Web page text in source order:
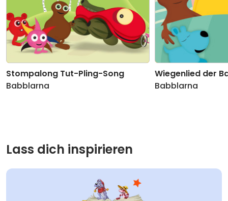
Bibbel babbel bubbel 02:11
14Glückwunschlied 02:43
15 Winkeliwink 03:05
16 Schau mal rein 03:42
19 Weihnachtslied der Babblarna
Stompalong Tut-Pling-Song
Babblarna
Wiegenlied der
Babblarna
Lass dich inspirieren